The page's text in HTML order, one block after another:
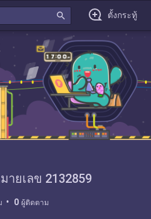
search ตั้งกระทู้
ายเลข 2132859
0 ผู้ติดตาม